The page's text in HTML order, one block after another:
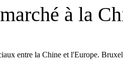
à la
entre la Chine et l'Europe.